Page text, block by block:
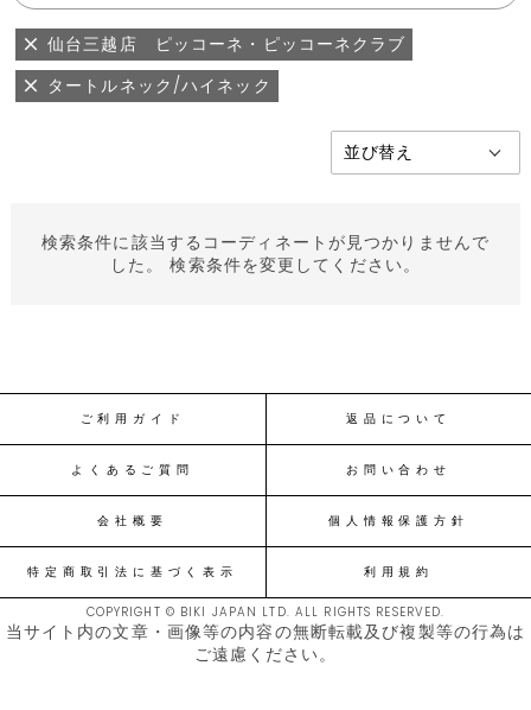
仙台三越店 ピッコーネ・ピッコーネクラブ
タートルネック/ハイネック
検索条件に該当するコーディネートが見つかりませんで
した。 検索条件を変更してください。
ご利用ガイド 返品について
よくあるご質問 お問い合わせ
会社概要 個人情報保護方針
特定商取引法に基づく表示 利用規約
COPYRIGHT © BIKI JAPAN LTD. ALL RIGHTS RESERVED.
当サイト内の文章・画像等の内容の無断転載及び複製等の行為は
ご遠慮ください。